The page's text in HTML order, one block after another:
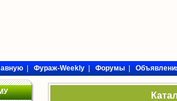
|Фураж-Weekly|Форумы|